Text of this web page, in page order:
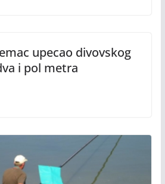
upecao divovskog
i pol metra